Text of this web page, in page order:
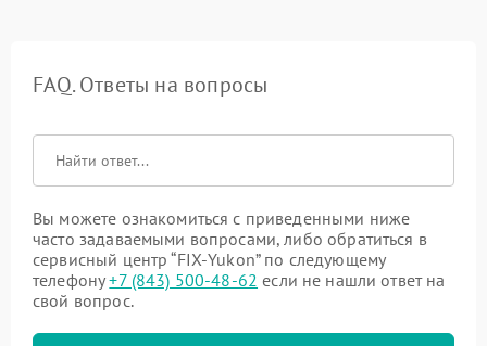
FAQ. Ответы на вопросы
Вы можете ознакомиться с приведенными ниже
часто задаваемыми вопросами, либо обратиться в
сервисный центр “FIX-Yukon” по следующему
телефону+7 (843) 500-48-62 если не нашли ответ на
свой вопрос.